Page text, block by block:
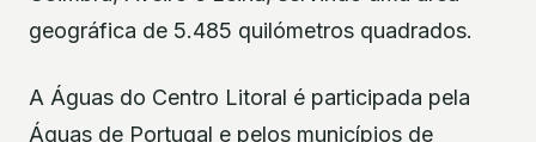
geográfica de 5.485 quilómetros quadrados.
A Águas do Centro Litoral é participada pela
Águas de Portugal e pelos municípios de